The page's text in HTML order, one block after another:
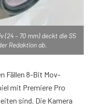
(24 – 70 mm) deckt die S5
Redaktion ab.
Fällen 8-Bit Mov-
mit Premiere Pro
sind. Die Kamera